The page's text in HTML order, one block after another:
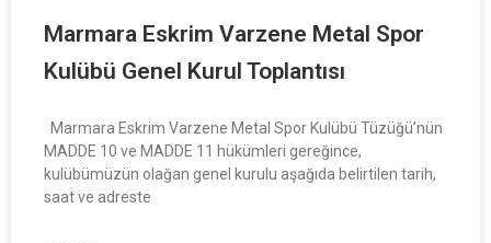
Marmara Eskrim Varzene Metal Spor
Kulübü Genel Kurul Toplantısı
Marmara Eskrim Varzene Metal Spor Kulübü Tüzüğü’nün
MADDE 10 ve MADDE 11 hükümleri gereğince,
kulübümüzün olağan genel kurulu aşağıda belirtilen tarih,
saat ve adreste